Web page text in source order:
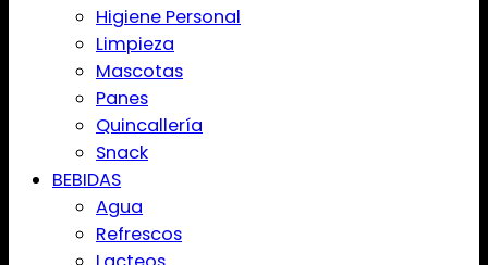
Higiene Personal
Limpieza
Mascotas
Panes
Quincallería
Snack
BEBIDAS
Agua
Refrescos